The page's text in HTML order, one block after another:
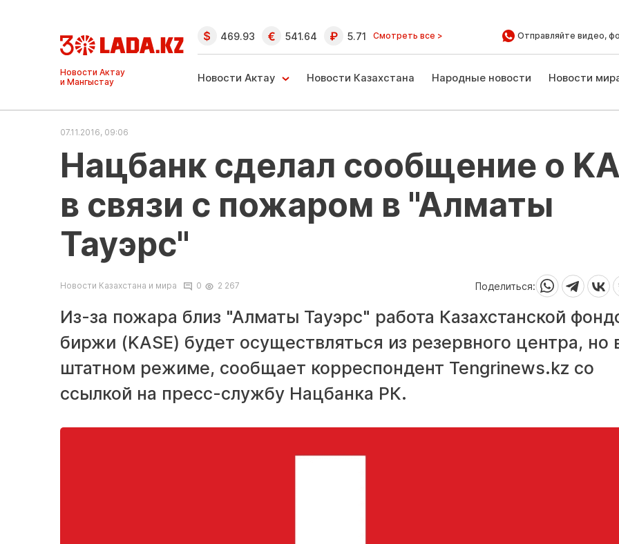
Новости Актау
и Мангыстау
469.93 541.64 5.71 Смотреть все > Отправляйте видео,
Новости Актау Новости Казахстана Народные новости Новости
07.11.2016, 09:06
Нацбанк сделал сообщение о
в связи с пожаром в "Алматы
Тауэрс"
Новости Казахстана и мира 0 2 267 Поделиться:
Из-за пожара близ "Алматы Тауэрс" работа Казахстанской
биржи (KASE) будет осуществляться из резервного центра, но
штатном режиме, сообщает корреспондент Tengrinews.kz со
ссылкой на пресс-службу Нацбанка РК.